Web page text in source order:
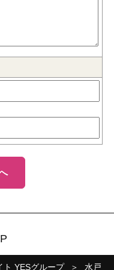
ト YESグループ 水戸